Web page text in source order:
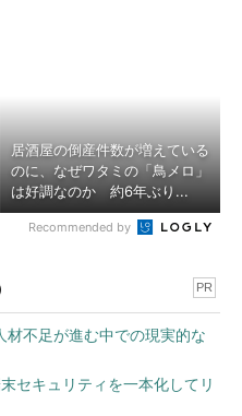
居酒屋の倒産件数が増えている
のに、なぜワタミの「鳥メロ」
は好調なのか 約6年ぶり...
Recommended by
PR
不足が進む中での現実的な
セキュリティを一本化してリ